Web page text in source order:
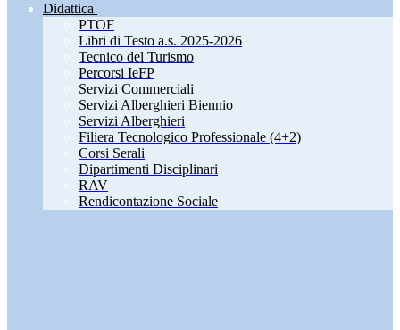
Didattica
PTOF
Libri di Testo a.s. 2025-2026
Tecnico del Turismo
Percorsi IeFP
Servizi Commerciali
Servizi Alberghieri Biennio
Servizi Alberghieri
Filiera Tecnologico Professionale (4+2)
Corsi Serali
Dipartimenti Disciplinari
RAV
Rendicontazione Sociale